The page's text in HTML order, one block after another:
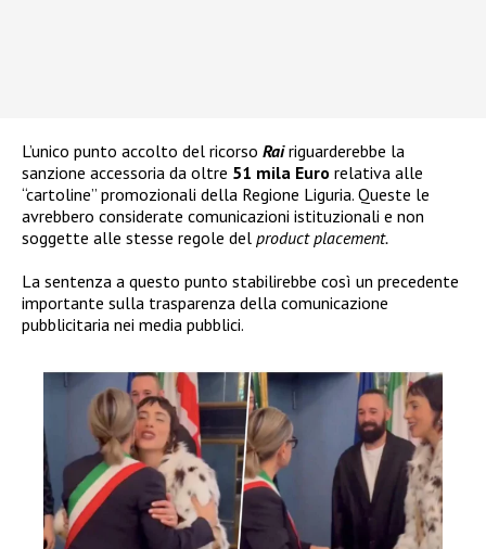
L’unico punto accolto del ricorso Rairiguarderebbe la
sanzione accessoria da oltre 51 mila Euro relativa alle
“cartoline” promozionali della Regione Liguria. Queste le
avrebbero considerate comunicazioni istituzionali e non
soggette alle stesse regole del product placement.
La sentenza a questo punto stabilirebbe così un precedente
importante sulla trasparenza della comunicazione
pubblicitaria nei media pubblici.